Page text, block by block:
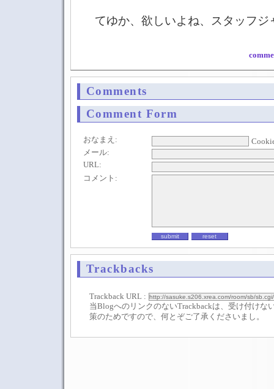
てゆか、欲しいよね、スタッフジ
Comments
Comment Form
おなまえ:
メール:
URL:
コメント:
Trackbacks
Trackback URL :
当BlogへのリンクのないTrackbackは、受け付けな
策のためですので、何とぞご了承くださいまし。